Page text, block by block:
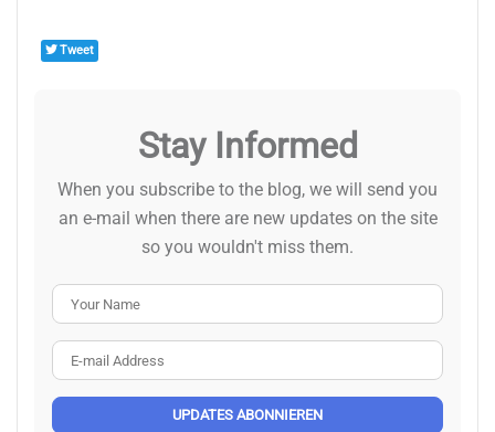
Tweet
Stay Informed
When you subscribe to the blog, we will send you
an e-mail when there are new updates on the site
so you wouldn't miss them.
UPDATES ABONNIEREN